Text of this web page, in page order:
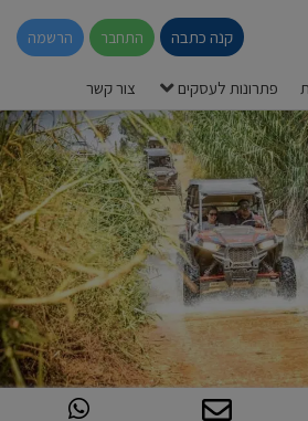
קנה כתבה התחבר הרשמה
פתרונות לעסקים צור קשר